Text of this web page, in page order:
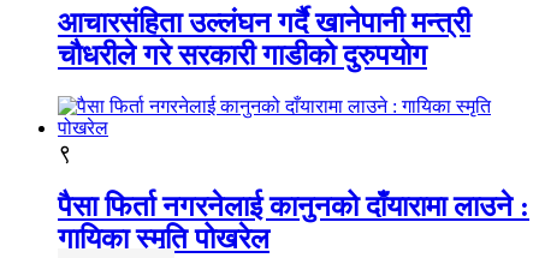
आचारसंहिता उल्लंघन गर्दै खानेपानी मन्त्री
चौधरीले गरे सरकारी गाडीको दुरुपयोग
९
पैसा फिर्ता नगरनेलाई कानुनको दाँयारामा लाउने :
गायिका स्‍मृति पोखरेल